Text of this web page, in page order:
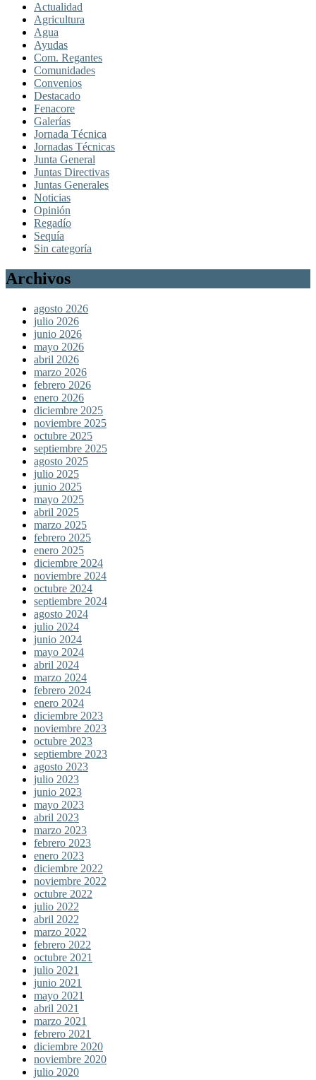
Actualidad
Agricultura
Agua
Ayudas
Com. Regantes
Comunidades
Convenios
Destacado
Fenacore
Galerías
Jornada Técnica
Jornadas Técnicas
Junta General
Juntas Directivas
Juntas Generales
Noticias
Opinión
Regadío
Sequía
Sin categoría
Archivos
agosto 2026
julio 2026
junio 2026
mayo 2026
abril 2026
marzo 2026
febrero 2026
enero 2026
diciembre 2025
noviembre 2025
octubre 2025
septiembre 2025
agosto 2025
julio 2025
junio 2025
mayo 2025
abril 2025
marzo 2025
febrero 2025
enero 2025
diciembre 2024
noviembre 2024
octubre 2024
septiembre 2024
agosto 2024
julio 2024
junio 2024
mayo 2024
abril 2024
marzo 2024
febrero 2024
enero 2024
diciembre 2023
noviembre 2023
octubre 2023
septiembre 2023
agosto 2023
julio 2023
junio 2023
mayo 2023
abril 2023
marzo 2023
febrero 2023
enero 2023
diciembre 2022
noviembre 2022
octubre 2022
julio 2022
abril 2022
marzo 2022
febrero 2022
octubre 2021
julio 2021
junio 2021
mayo 2021
abril 2021
marzo 2021
febrero 2021
diciembre 2020
noviembre 2020
julio 2020